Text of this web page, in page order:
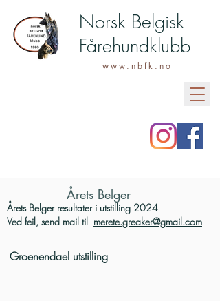
Norsk Belgisk
Fårehundklubb
www.nbfk.no
Årets Belger
Årets Belger resultater i utstilling 2024
Ved feil, send mail til merete.greaker@gmail.com
Groenendael utstilling